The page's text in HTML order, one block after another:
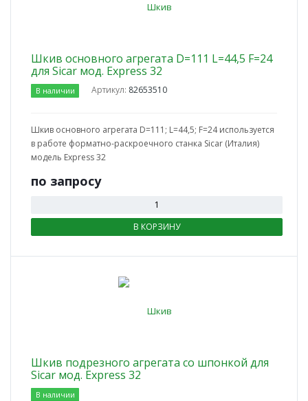
Шкив основного агрегата D=111 L=44,5 F=24
для Sicar мод. Express 32
В наличии Артикул: 82653510
Шкив основного агрегата D=111; L=44,5; F=24 используется
в работе форматно-раскроечного станка Sicar (Италия)
модель Express 32
по запросу
В КОРЗИНУ
Шкив подрезного агрегата со шпонкой для
Sicar мод. Express 32
В наличии